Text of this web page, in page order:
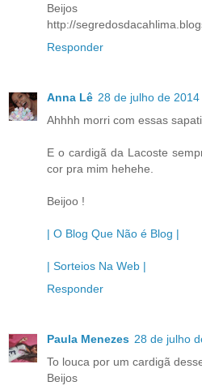
Beijos
http://
Responder
Anna Lê 28 de julho de 2014
Ahhhh morri com essas
E o cardigã da Lacoste
cor pra mim hehehe.
Beijoo !
| O Blog Que Não é Blog |
| Sorteios Na Web |
Responder
Paula Menezes 28 de julho
To louca por um cardigã
Beijos